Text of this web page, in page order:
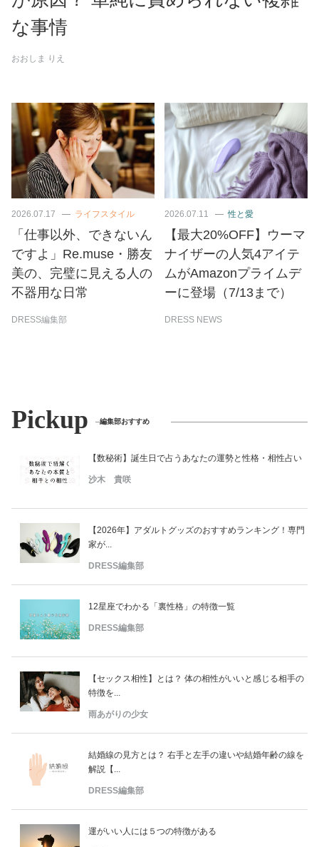
な事情
おおしま りえ
2026.07.17 ライフスタイル
「仕事以外、できないん
ですよ」Re.muse・勝友
美の、完璧に見える人の
不器用な日常
DRESS編集部
2026.07.11 性と愛
【最大20%OFF】ウーマ
ナイザーの人気4アイテ
ムがAmazonプライムデ
ーに登場（7/13まで）
DRESS NEWS
Pickup 編集部おすすめ
【数秘術】誕生日で占うあなたの運勢と性格・相性占い
沙木 貴咲
【2026年】アダルトグッズのおすすめランキング！専門
家が...
DRESS編集部
12星座でわかる「裏性格」の特徴一覧
DRESS編集部
【セックス相性】とは？ 体の相性がいいと感じる相手の
特徴を...
雨あがりの少女
結婚線の見方とは？ 右手と左手の違いや結婚年齢の線を
解説【...
DRESS編集部
運がいい人には５つの特徴がある